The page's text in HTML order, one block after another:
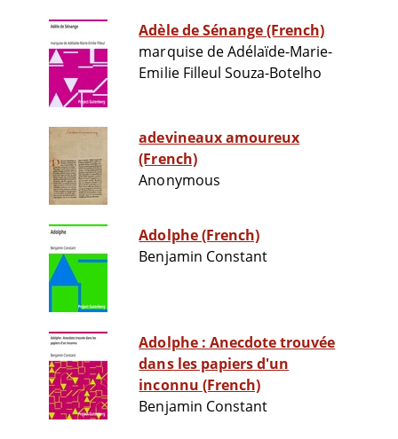
Adèle de Sénange (French)
marquise de Adélaïde-Marie-
Emilie Filleul Souza-Botelho
adevineaux amoureux
(French)
Anonymous
Adolphe (French)
Benjamin Constant
Adolphe : Anecdote trouvée
dans les papiers d'un
inconnu (French)
Benjamin Constant